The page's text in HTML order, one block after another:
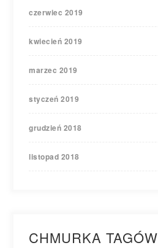
czerwiec 2019
kwiecień 2019
marzec 2019
styczeń 2019
grudzień 2018
listopad 2018
CHMURKA TAGÓW